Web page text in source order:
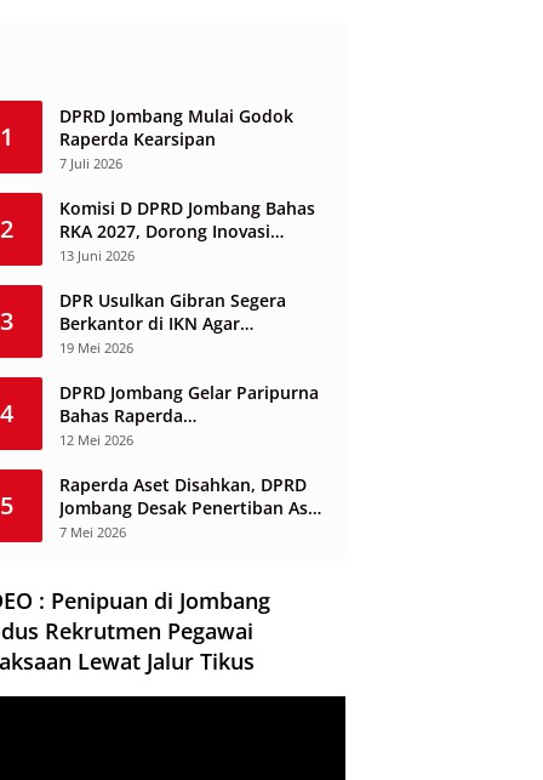
1
DPRD Jombang Mulai Godok
Raperda Kearsipan
7 Juli 2026
2
Komisi D DPRD Jombang Bahas
RKA 2027, Dorong Inovasi
Layanan Ketenagakerjaan
13 Juni 2026
3
DPR Usulkan Gibran Segera
Berkantor di IKN Agar
Infrastruktur Tak Mangkrak dan
19 Mei 2026
4
DPRD Jombang Gelar Paripurna
Bahas Raperda
Penyelenggaraan Jasa
12 Mei 2026
5
Raperda Aset Disahkan, DPRD
Jombang Desak Penertiban Aset
Dikuasai Pihak Ketiga
7 Mei 2026
: Penipuan di Jombang
Rekrutmen Pegawai
Lewat Jalur Tikus